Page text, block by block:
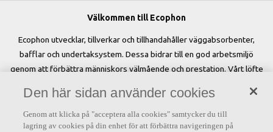
Välkommen till Ecophon
Ecophon utvecklar, tillverkar och tillhandahåller väggabsorbenter,
bafflar och undertaksystem. Dessa bidrar till en god arbetsmiljö
genom att förbättra människors välmående och prestation. Vårt löfte
Den här sidan använder cookies
Genom att klicka på "acceptera alla cookies" samtycker du till
lagring av cookies på din enhet för att förbättra navigeringen på